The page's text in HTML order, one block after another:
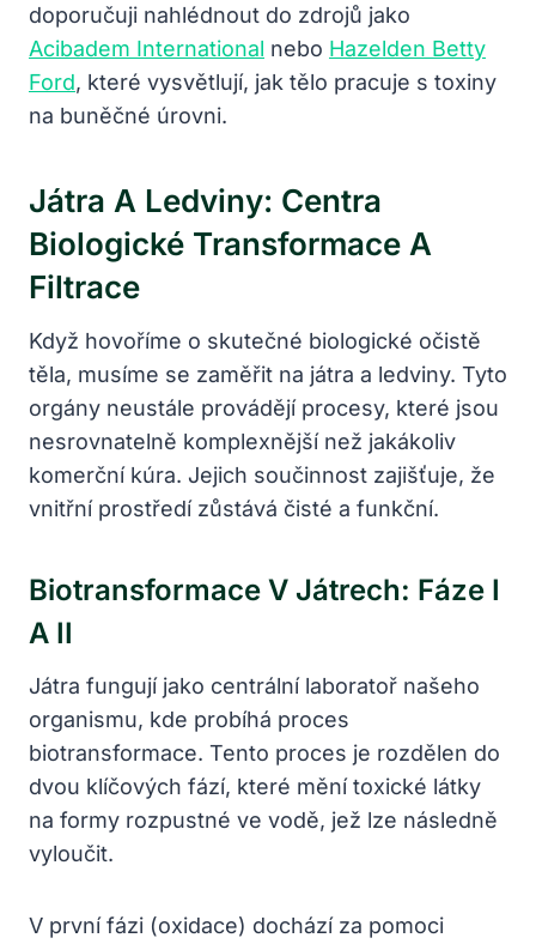
doporučuji nahlédnout do zdrojů jako
Acibadem International nebo Hazelden Betty
Ford, které vysvětlují, jak tělo pracuje s toxiny
na buněčné úrovni.
Játra A Ledviny: Centra
Biologické Transformace A
Filtrace
Když hovoříme o skutečné biologické očistě
těla, musíme se zaměřit na játra a ledviny. Tyto
orgány neustále provádějí procesy, které jsou
nesrovnatelně komplexnější než jakákoliv
komerční kúra. Jejich součinnost zajišťuje, že
vnitřní prostředí zůstává čisté a funkční.
Biotransformace V Játrech: Fáze I
A II
Játra fungují jako centrální laboratoř našeho
organismu, kde probíhá proces
biotransformace. Tento proces je rozdělen do
dvou klíčových fází, které mění toxické látky
na formy rozpustné ve vodě, jež lze následně
vyloučit.
V první fázi (oxidace) dochází za pomoci